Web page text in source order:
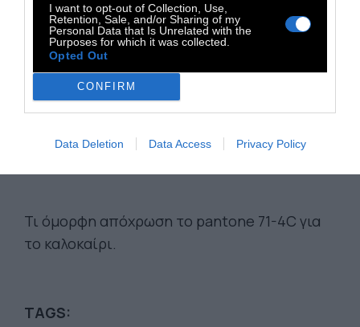
I want to opt-out of Collection, Use,
Retention, Sale, and/or Sharing of my
Personal Data that Is Unrelated with the
Purposes for which it was collected.
Opted Out
CONFIRM
Data Deletion Data Access Privacy Policy
Τι όμορφη απόχρωση το pantone 71-4C για
το καλοκαίρι.
TAGS: